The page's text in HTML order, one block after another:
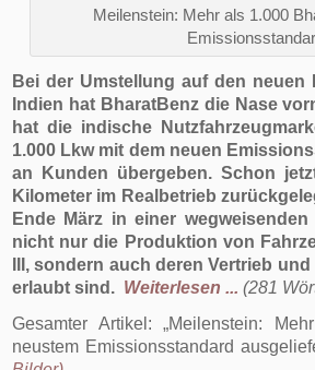
Meilenstein: Mehr als 1.000
Bei der Umstellung auf den neuen
Indien hat BharatBenz die Nase
hat die indische
1.000 Lkw mit dem neuen
an Kunden übergeben. Schon
Kilometer im Realbetrieb
Ende März in einer
nicht nur die Produktion von
III, sondern auch deren Vertrieb
erlaubt sind. Weiterlesen ... (281
Gesamter Artikel: Meilenstein:
neustem Emissionsstandard